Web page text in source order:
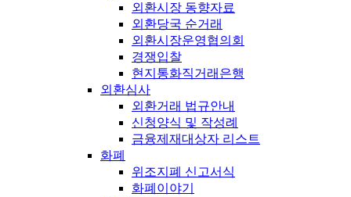
외환시장 동향자료
외환당국 순거래
외환시장운영협의회
경쟁입찰
현지통화직거래은행
외환심사
외환거래 법규안내
신청양식 및 작성례
금융제재대상자 리스트
화폐
위조지폐 신고서식
화폐이야기